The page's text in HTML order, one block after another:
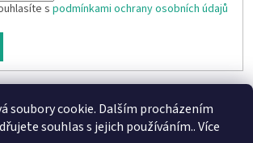
soubory cookie. Dalším procházením
souhlas s jejich používáním.. Více
s podmínkami ochrany osobních údajů